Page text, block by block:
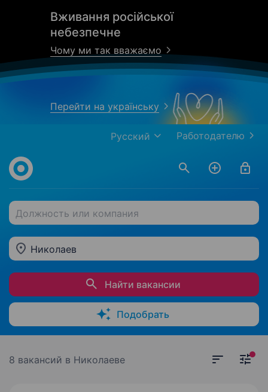
Вживання російської
небезпечне
Чому ми так вважаємо
Перейти на українську
Работодателю
Русский
Должность или компания
Николаев
Найти вакансии
Подобрать
8 вакансий в Николаеве